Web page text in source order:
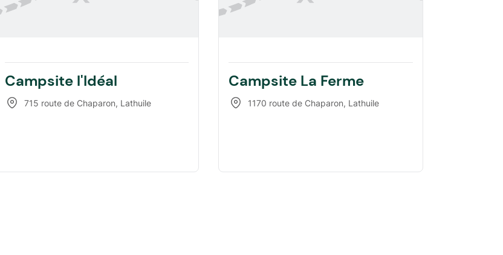
Campsite l'Idéal
715 route de Chaparon, Lathuile
Campsite La Ferme
1170 route de Chaparon, Lathuile